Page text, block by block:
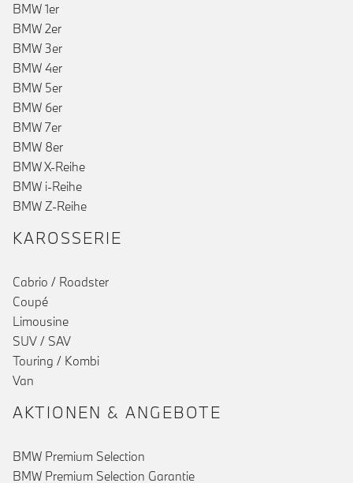
BMW 1er
BMW 2er
BMW 3er
BMW 4er
BMW 5er
BMW 6er
BMW 7er
BMW 8er
BMW X-Reihe
BMW i-Reihe
BMW Z-Reihe
KAROSSERIE
Cabrio / Roadster
Coupé
Limousine
SUV / SAV
Touring / Kombi
Van
AKTIONEN & ANGEBOTE
BMW Premium Selection
BMW Premium Selection Garantie